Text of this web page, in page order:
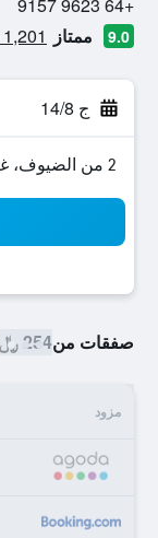
9.0 ممتاز 1,201 من التقييمات تم التحقق منها
ج 14/8
2 من الضيوف، غرفة واحدة
صفقات من254 ﷼
مزود